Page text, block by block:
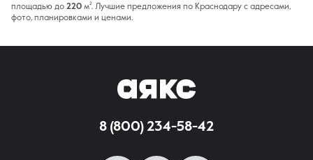
площадью до 220 м². Лучшие предложения по Краснодару с адресами,
фото, планировками и ценами.
8 (800) 234-58-42